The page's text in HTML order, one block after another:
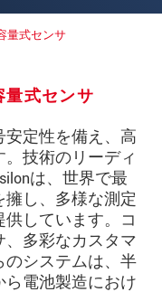
量式センサ
量式センサ
定性を備え、高
技術のリーディ
は、世界で最
し、多様な測定
しています。コ
多彩なカスタマ
のシステムは、半
電池製造におけ
送ってくだ